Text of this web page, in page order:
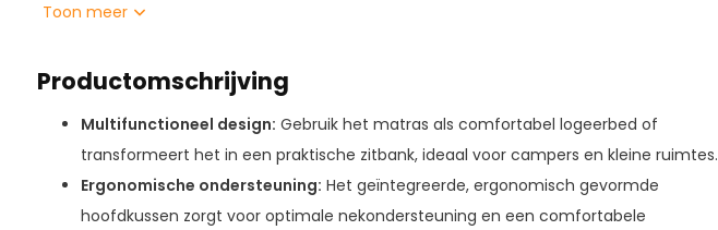
Toon meer
Productomschrijving
Multifunctioneel design: Gebruik het matras als comfortabel logeerbed of
transformeert het in een praktische zitbank, ideaal voor campers en kleine ruimtes.
Ergonomische ondersteuning: Het geïntegreerde, ergonomisch gevormde
hoofdkussen zorgt voor optimale nekondersteuning en een comfortabele